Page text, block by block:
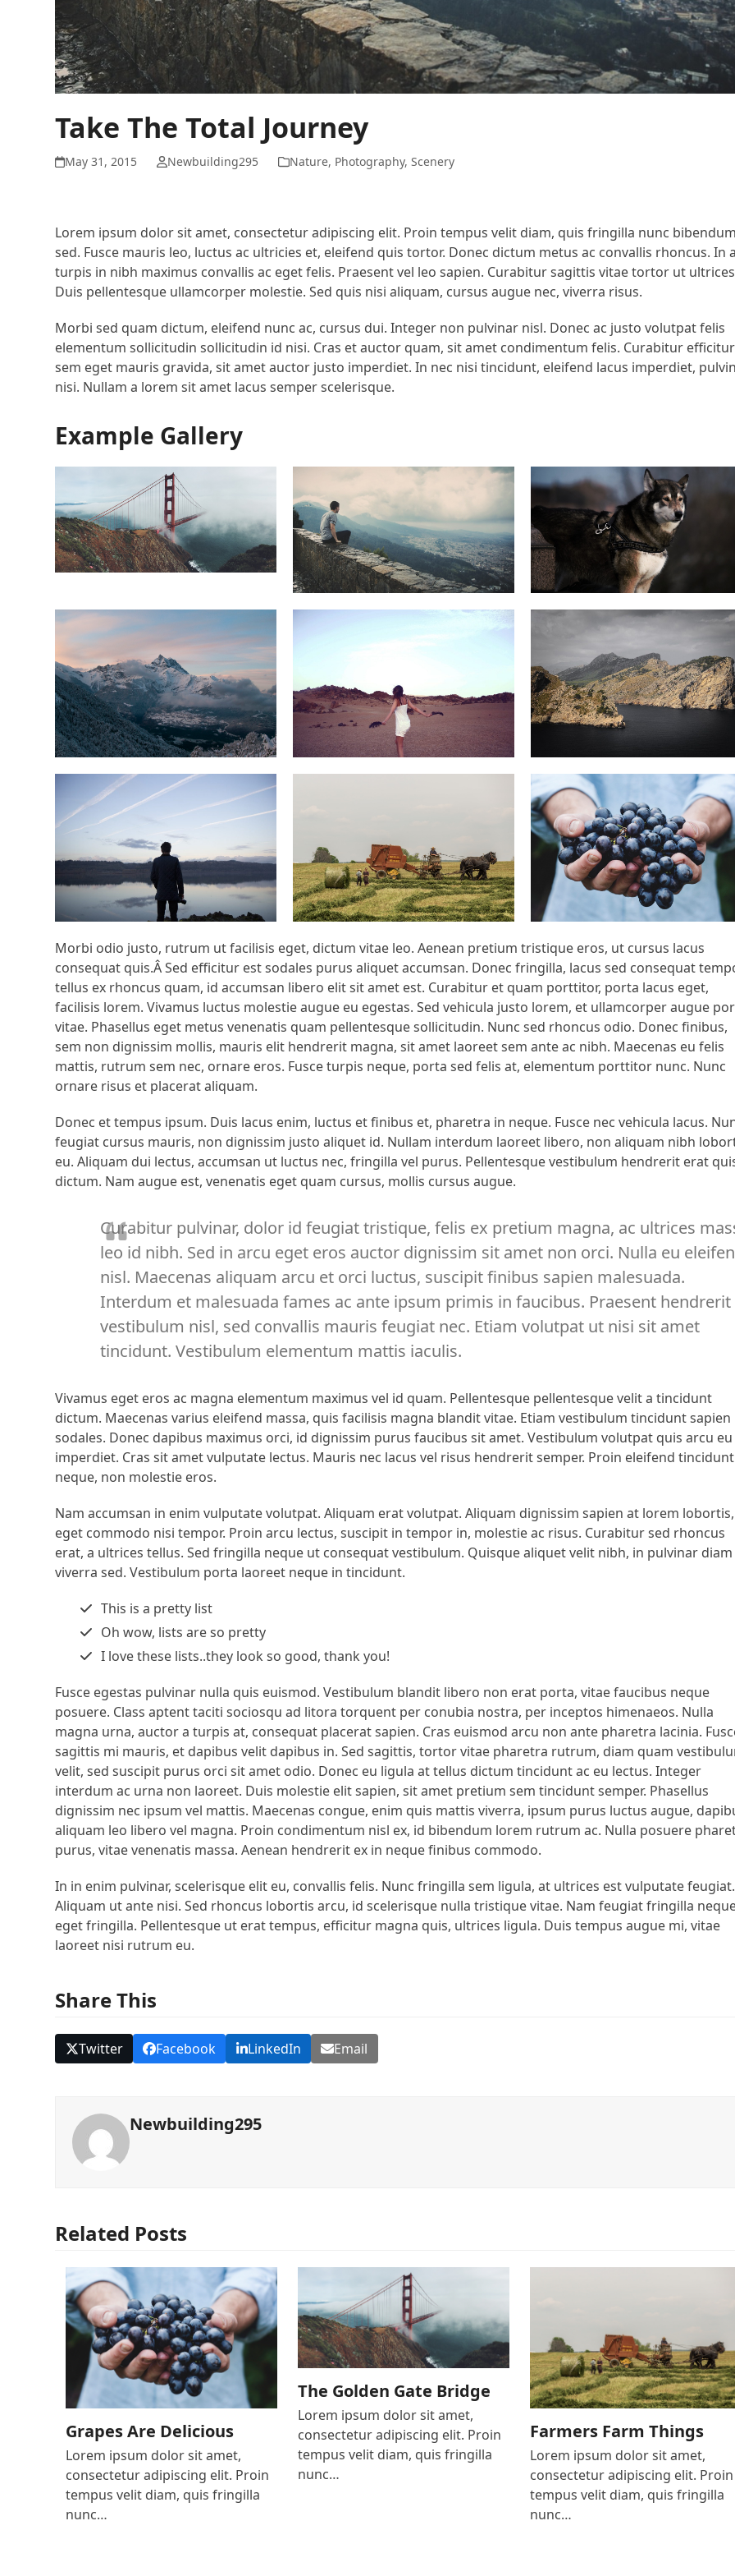
Take The Total Journey
May 31, 2015 Newbuilding295 Nature, Photography, Scenery
Lorem ipsum dolor sit amet, consectetur adipiscing elit. Proin tempus velit diam, quis fringilla nunc bibendum
sed. Fusce mauris leo, luctus ac ultricies et, eleifend quis tortor. Donec dictum metus ac convallis rhoncus. In a
turpis in nibh maximus convallis ac eget felis. Praesent vel leo sapien. Curabitur sagittis vitae tortor ut
Duis pellentesque ullamcorper molestie. Sed quis nisi aliquam, cursus augue nec, viverra risus.
Morbi sed quam dictum, eleifend nunc ac, cursus dui. Integer non pulvinar nisl. Donec ac justo volutpat felis
elementum sollicitudin sollicitudin id nisi. Cras et auctor quam, sit amet condimentum felis. Curabitur efficitur
sem eget mauris gravida, sit amet auctor justo imperdiet. In nec nisi tincidunt, eleifend lacus imperdiet,
nisi. Nullam a lorem sit amet lacus semper scelerisque.
Example Gallery
Morbi odio justo, rutrum ut facilisis eget, dictum vitae leo. Aenean pretium tristique eros, ut cursus lacus
consequat quis.Â Sed efficitur est sodales purus aliquet accumsan. Donec fringilla, lacus sed consequat
tellus ex rhoncus quam, id accumsan libero elit sit amet est. Curabitur et quam porttitor, porta lacus eget,
facilisis lorem. Vivamus luctus molestie augue eu egestas. Sed vehicula justo lorem, et ullamcorper augue
vitae. Phasellus eget metus venenatis quam pellentesque sollicitudin. Nunc sed rhoncus odio. Donec finibus,
sem non dignissim mollis, mauris elit hendrerit magna, sit amet laoreet sem ante ac nibh. Maecenas eu felis
mattis, rutrum sem nec, ornare eros. Fusce turpis neque, porta sed felis at, elementum porttitor nunc. Nunc
ornare risus et placerat aliquam.
Donec et tempus ipsum. Duis lacus enim, luctus et finibus et, pharetra in neque. Fusce nec vehicula lacus.
feugiat cursus mauris, non dignissim justo aliquet id. Nullam interdum laoreet libero, non aliquam nibh
eu. Aliquam dui lectus, accumsan ut luctus nec, fringilla vel purus. Pellentesque vestibulum hendrerit erat
dictum. Nam augue est, venenatis eget quam cursus, mollis cursus augue.
Curabitur pulvinar, dolor id feugiat tristique, felis ex pretium magna, ac ultrices
leo id nibh. Sed in arcu eget eros auctor dignissim sit amet non orci. Nulla eu
nisl. Maecenas aliquam arcu et orci luctus, suscipit finibus sapien malesuada.
Interdum et malesuada fames ac ante ipsum primis in faucibus. Praesent hendrerit
vestibulum nisl, sed convallis mauris feugiat nec. Etiam volutpat ut nisi sit amet
tincidunt. Vestibulum elementum mattis iaculis.
Vivamus eget eros ac magna elementum maximus vel id quam. Pellentesque pellentesque velit a tincidunt
dictum. Maecenas varius eleifend massa, quis facilisis magna blandit vitae. Etiam vestibulum tincidunt sapien
sodales. Donec dapibus maximus orci, id dignissim purus faucibus sit amet. Vestibulum volutpat quis arcu eu
imperdiet. Cras sit amet vulputate lectus. Mauris nec lacus vel risus hendrerit semper. Proin eleifend tincidunt
neque, non molestie eros.
Nam accumsan in enim vulputate volutpat. Aliquam erat volutpat. Aliquam dignissim sapien at lorem lobortis,
eget commodo nisi tempor. Proin arcu lectus, suscipit in tempor in, molestie ac risus. Curabitur sed rhoncus
erat, a ultrices tellus. Sed fringilla neque ut consequat vestibulum. Quisque aliquet velit nibh, in pulvinar diam
viverra sed. Vestibulum porta laoreet neque in tincidunt.
This is a pretty list
Oh wow, lists are so pretty
I love these lists..they look so good, thank you!
Fusce egestas pulvinar nulla quis euismod. Vestibulum blandit libero non erat porta, vitae faucibus neque
posuere. Class aptent taciti sociosqu ad litora torquent per conubia nostra, per inceptos himenaeos. Nulla
magna urna, auctor a turpis at, consequat placerat sapien. Cras euismod arcu non ante pharetra lacinia.
sagittis mi mauris, et dapibus velit dapibus in. Sed sagittis, tortor vitae pharetra rutrum, diam quam
velit, sed suscipit purus orci sit amet odio. Donec eu ligula at tellus dictum tincidunt ac eu lectus. Integer
interdum ac urna non laoreet. Duis molestie elit sapien, sit amet pretium sem tincidunt semper. Phasellus
dignissim nec ipsum vel mattis. Maecenas congue, enim quis mattis viverra, ipsum purus luctus augue,
aliquam leo libero vel magna. Proin condimentum nisl ex, id bibendum lorem rutrum ac. Nulla posuere
purus, vitae venenatis massa. Aenean hendrerit ex in neque finibus commodo.
In in enim pulvinar, scelerisque elit eu, convallis felis. Nunc fringilla sem ligula, at ultrices est vulputate feugiat.
Aliquam ut ante nisi. Sed rhoncus lobortis arcu, id scelerisque nulla tristique vitae. Nam feugiat fringilla
eget fringilla. Pellentesque ut erat tempus, efficitur magna quis, ultrices ligula. Duis tempus augue mi, vitae
laoreet nisi rutrum eu.
Share This
Twitter Facebook LinkedIn Email
Newbuilding295
Related Posts
Grapes Are Delicious
Lorem ipsum dolor sit amet,
consectetur adipiscing elit. Proin
tempus velit diam, quis fringilla
nunc…
The Golden Gate Bridge
Lorem ipsum dolor sit amet,
consectetur adipiscing elit. Proin
tempus velit diam, quis fringilla
nunc…
Farmers Farm Things
Lorem ipsum dolor sit amet,
consectetur adipiscing elit. Proin
tempus velit diam, quis fringilla
nunc…